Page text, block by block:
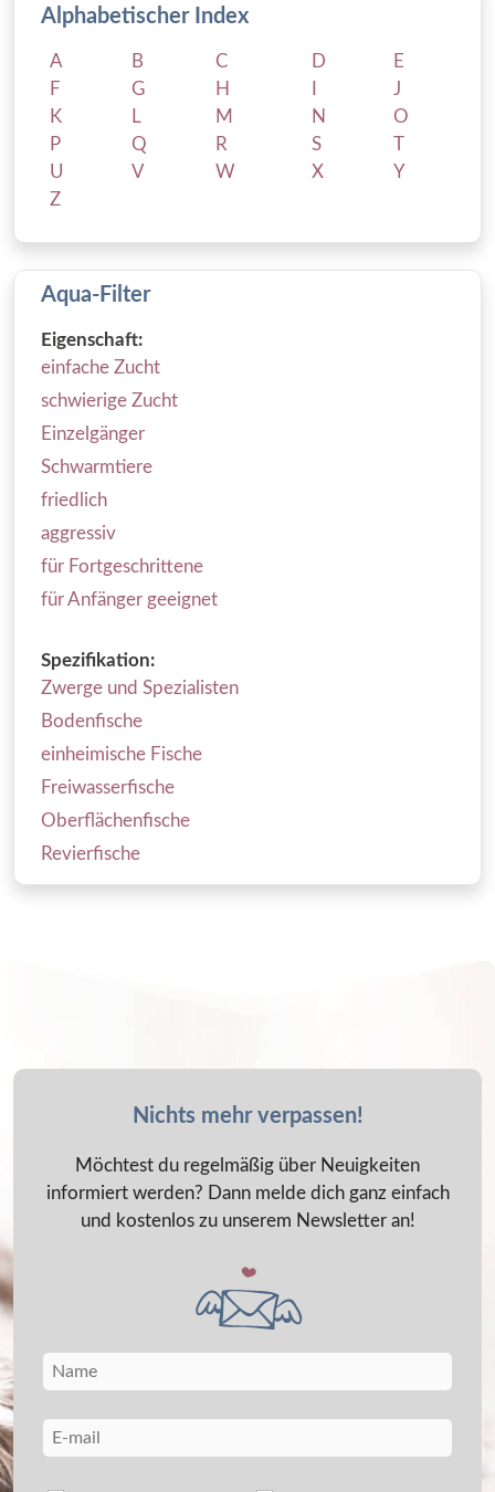
Alphabetischer Index
A B C D
E
F
G H
J
K
L M N
O
P
Q R S
T
U
V W X
Y
Z
Aqua-Filter
Eigenschaft:
einfache Zucht
schwierige Zucht
Einzelgänger
Schwarmtiere
friedlich
aggressiv
für Fortgeschrittene
für Anfänger geeignet
Spezifikation:
Zwerge und Spezialisten
Bodenfische
einheimische Fische
Freiwasserfische
Oberflächenfische
Revierfische
Nichts mehr verpassen!
Möchtest du regelmäßig über Neuigkeiten
informiert werden? Dann melde dich ganz einfach
und kostenlos zu unserem Newsletter an!